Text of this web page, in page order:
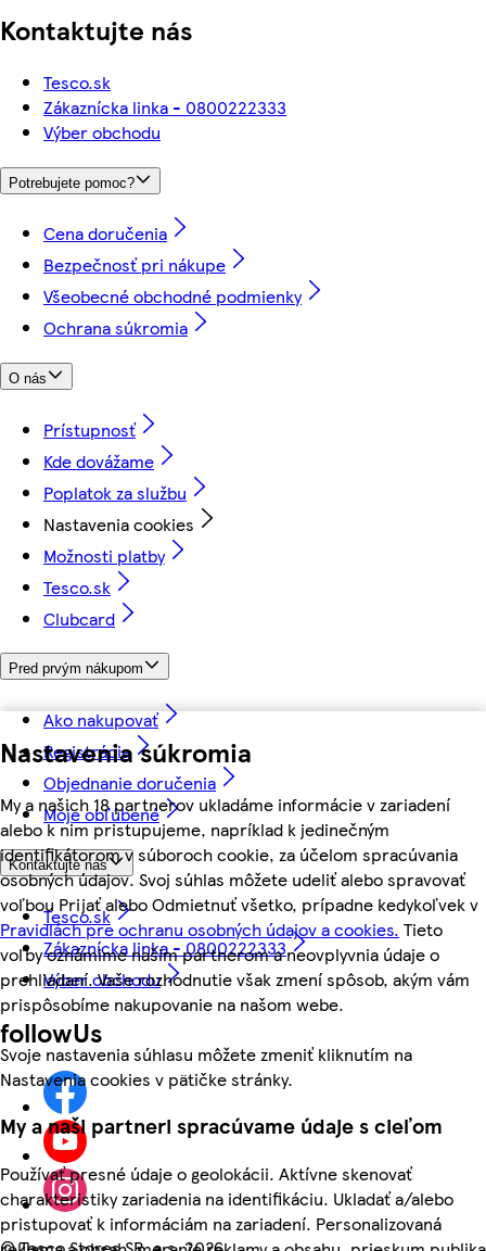
Nastavenia súkromia
My a našich 18 partnerov ukladáme informácie v zariadení
alebo k nim pristupujeme, napríklad k jedinečným
identifikátorom v súboroch cookie, za účelom spracúvania
osobných údajov. Svoj súhlas môžete udeliť alebo spravovať
voľbou Prijať alebo Odmietnuť všetko, prípadne kedykoľvek v
Pravidlách pre ochranu osobných údajov a cookies. Tieto
voľby oznámime našim partnerom a neovplyvnia údaje o
prehliadaní. Vaše rozhodnutie však zmení spôsob, akým vám
prispôsobíme nakupovanie na našom webe.
Svoje nastavenia súhlasu môžete zmeniť kliknutím na
Nastavenia cookies v pätičke stránky.
My a naši partneri spracúvame údaje s cieľom
Používať presné údaje o geolokácii. Aktívne skenovať
charakteristiky zariadenia na identifikáciu. Ukladať a/alebo
pristupovať k informáciám na zariadení. Personalizovaná
Kontaktujte nás
Tesco.sk
Zákaznícka linka - 0800222333
Výber obchodu
Potrebujete pomoc?
Cena doručenia
Bezpečnosť pri nákupe
Všeobecné obchodné podmienky
Ochrana súkromia
O nás
Prístupnosť
Kde dovážame
Poplatok za službu
Nastavenia cookies
Možnosti platby
Tesco.sk
Clubcard
Pred prvým nákupom
Ako nakupovať
Registrácia
Objednanie doručenia
Moje obľúbené
Kontaktujte nás
Tesco.sk
Zákaznícka linka - 0800222333
Výber obchodu
followUs